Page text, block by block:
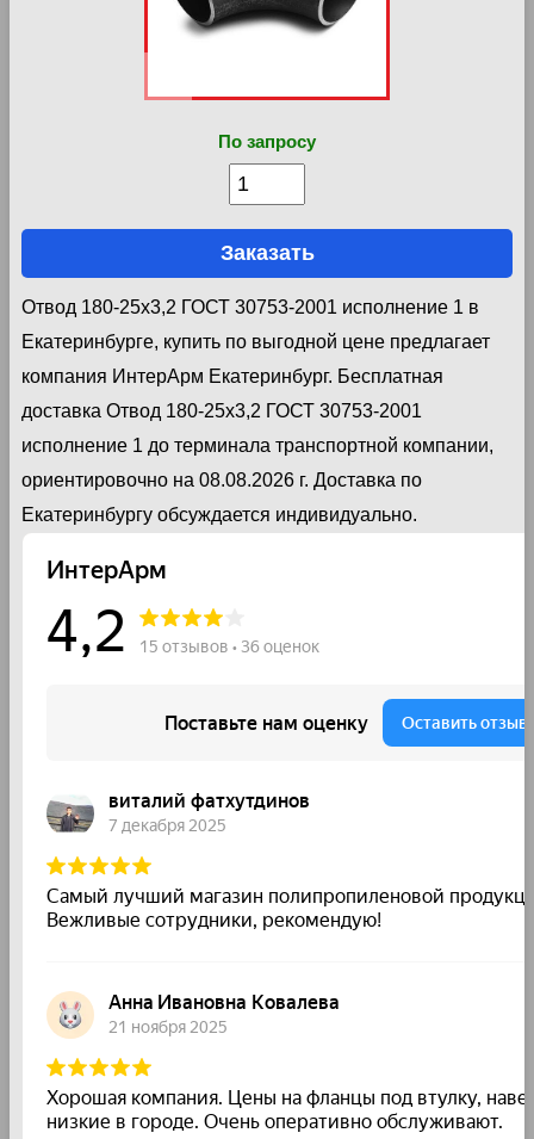
По запросу
Заказать
Отвод 180-25х3,2 ГОСТ 30753-2001 исполнение 1 в
Екатеринбурге, купить по выгодной цене предлагает
компания ИнтерАрм Екатеринбург. Бесплатная
доставка Отвод 180-25х3,2 ГОСТ 30753-2001
исполнение 1 до терминала транспортной компании,
ориентировочно на 08.08.2026 г. Доставка по
Екатеринбургу обсуждается индивидуально.